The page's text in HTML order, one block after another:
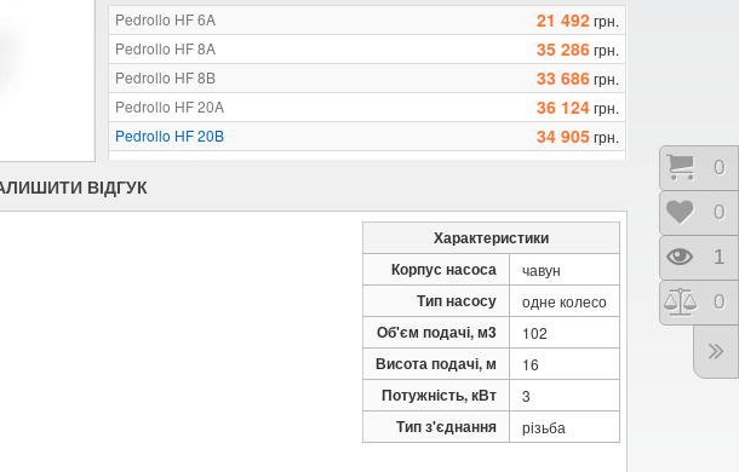
Pedrollo HF 6A
21 492грн.
Pedrollo HF 8A
35 286грн.
Pedrollo HF 8B
33 686грн.
Pedrollo HF 20A
36 124грн.
Pedrollo HF 20B
34 905грн.
Pedrollo HF 30B
10 517грн.
19 434грн.
18 672грн.
ВІДГУК
Характеристики
Корпус насоса
чавун
Тип насосу одне колесо
Об'єм подачі, м3 102
Висота подачі, м 16
Потужність, кВт 3
Тип з'єднання різьба
0
0
1
0